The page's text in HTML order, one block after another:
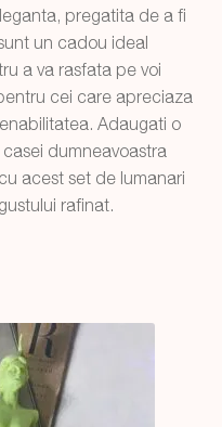
pregatita de a fi
un cadou ideal
a va rasfata pe voi
cei care apreciaza
Adaugati o
dumneavoastra
acest set de lumanari
rafinat.